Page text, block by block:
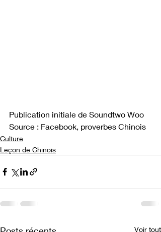
Publication initiale de Soundtwo Woo
Source : Facebook, proverbes Chinois
Culture
Leçon de Chinois
Voir tout